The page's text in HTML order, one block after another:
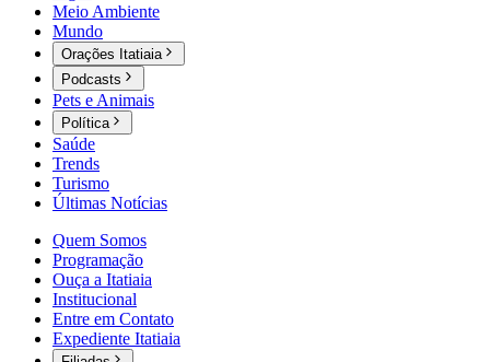
Meio Ambiente
Mundo
Orações Itatiaia
Podcasts
Pets e Animais
Política
Saúde
Trends
Turismo
Últimas Notícias
Quem Somos
Programação
Ouça a Itatiaia
Institucional
Entre em Contato
Expediente Itatiaia